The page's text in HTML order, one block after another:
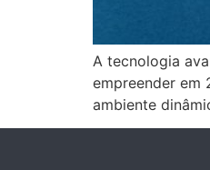
A tecnologia
empreender em
ambiente